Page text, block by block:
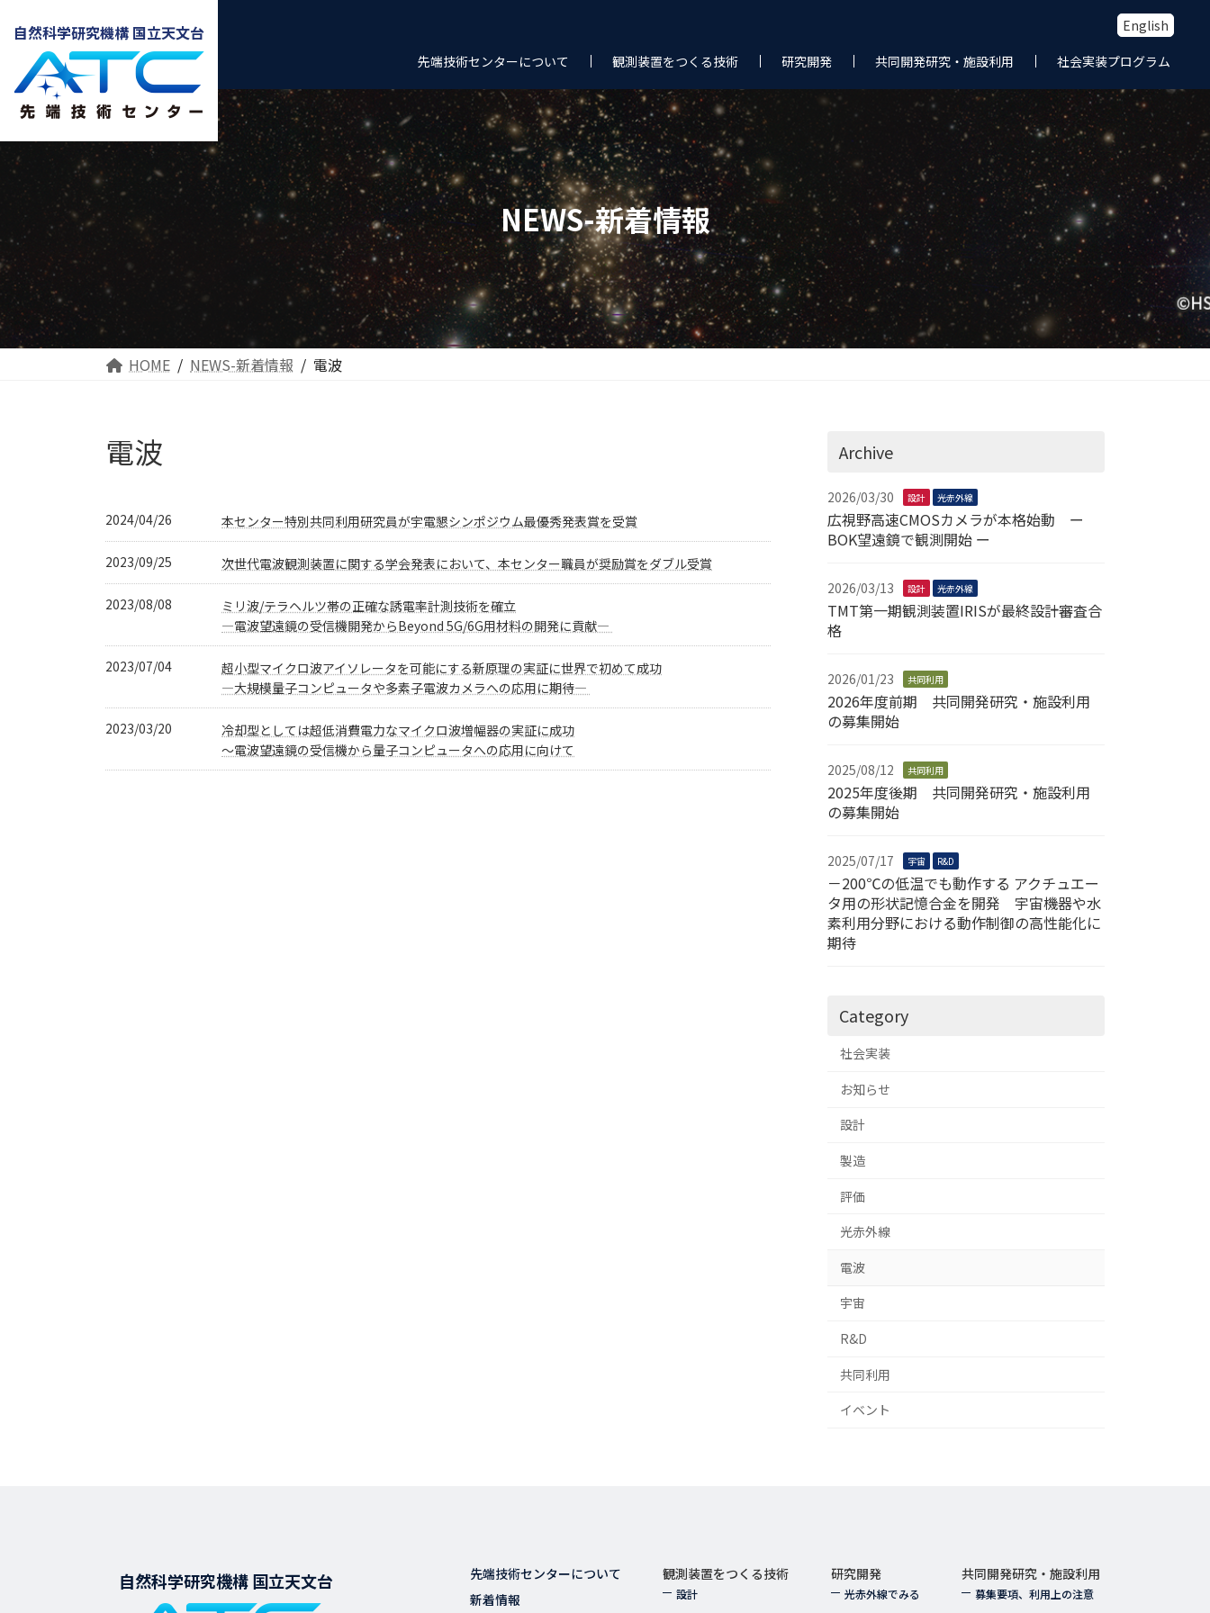
自然科学研究機構 国立天文台
English
先端技術センターについて
観測装置をつくる技術 研究開発 共同開発研究・施設利用 社会実装プログラム
NEWS-新着情報
HOME NEWS-新着情報 電波
電波
2024/04/26 本センター特別共同利用研究員が宇電懇シンポジウム最優秀発表賞を受賞
2023/09/25 次世代電波観測装置に関する学会発表において、本センター職員が奨励賞をダブル受賞
2023/08/08
ミリ波/テラヘルツ帯の正確な誘電率計測技術を確立
―電波望遠鏡の受信機開発からBeyond 5G/6G用材料の開発に貢献―
2023/07/04
超小型マイクロ波アイソレータを可能にする新原理の実証に世界で初めて成功
―大規模量子コンピュータや多素子電波カメラへの応用に期待―
2023/03/20
冷却型としては超低消費電力なマイクロ波増幅器の実証に成功
～電波望遠鏡の受信機から量子コンピュータへの応用に向けて
Archive
2026/03/30 設計 光赤外線
広視野高速CMOSカメラが本格始動 ー
BOK望遠鏡で観測開始 ー
2026/03/13 設計 光赤外線
TMT第一期観測装置IRISが最終設計審査合
格
2026/01/23 共同利用
2026年度前期 共同開発研究・施設利用
の募集開始
2025/08/12 共同利用
2025年度後期 共同開発研究・施設利用
の募集開始
2025/07/17 宇宙 R&D
－200℃の低温でも動作する アクチュエー
タ用の形状記憶合金を開発 宇宙機器や水
素利用分野における動作制御の高性能化に
期待
Category
社会実装
お知らせ
設計
製造
評価
光赤外線
電波
宇宙
R&D
共同利用
イベント
自然科学研究機構 国立天文台
先端技術センターについて
新着情報
観測装置をつくる技術
設計
研究開発
光赤外線でみる
共同開発研究・施設利用
募集要項、利用上の注意